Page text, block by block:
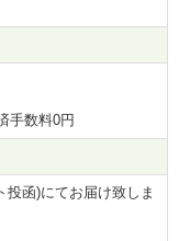
手数料0円
投函)にてお届け致しま